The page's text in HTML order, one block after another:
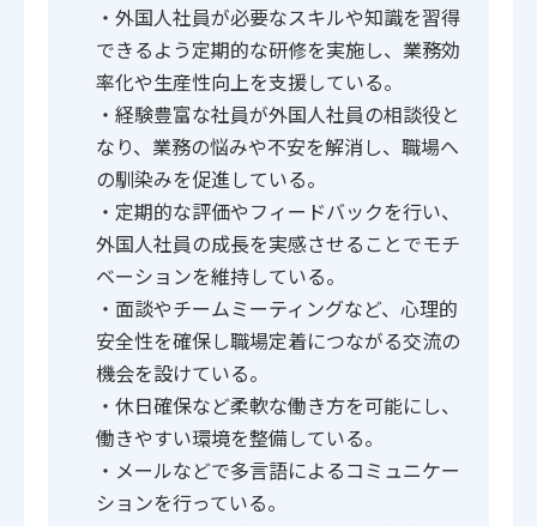
・外国人社員が必要なスキルや知識を習得
できるよう定期的な研修を実施し、業務効
率化や生産性向上を支援している。
・経験豊富な社員が外国人社員の相談役と
なり、業務の悩みや不安を解消し、職場へ
の馴染みを促進している。
・定期的な評価やフィードバックを行い、
外国人社員の成長を実感させることでモチ
ベーションを維持している。
・面談やチームミーティングなど、心理的
安全性を確保し職場定着につながる交流の
機会を設けている。
・休日確保など柔軟な働き方を可能にし、
働きやすい環境を整備している。
・メールなどで多言語によるコミュニケー
ションを行っている。